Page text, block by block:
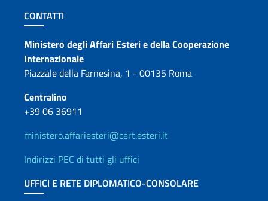
Sezione footer
CONTATTI
Contatti
Ministero degli Affari Esteri e della Cooperazione
Internazionale
Piazzale della Farnesina, 1 - 00135 Roma
Centralino
+39 06 36911
ministero.affariesteri@cert.esteri.it
Indirizzi PEC di tutti gli uffici
UFFICI E RETE DIPLOMATICO-CONSOLARE